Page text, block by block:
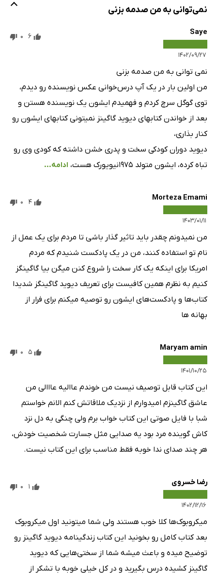
نمی‌توانی به من صدمه بزنی
Saye
۱۴۰۲/۰۹/۲۷
6
0
نمی توانی به من صدمه بزنی
من اولین بار در یک آپ درس‌خوانی عکس نویسنده رو دیدم،
توی گوگل سرچ کردم و فهمیدم ایشون یک نویسنده هستن و
بعد از خواندن کتابهای دیوید گاگینز نمیتونی کتابهای ایشون رو
کنار بذاری،
دیوید دوران کودکی سخت و پدری خشن داشته که کودی وی رو
تباه کرده، ایشون متولد ۱۹۷۵نیویورک هست،
ادامه...
Morteza Emami
۱۴۰۳/۰۱/۱۱
4
0
من نمیدونم چقدر باید تاثیر گذار باشی تا مردم برای یک عمل از
نام تو استفاده کنند، من در یک پادکست شنیدم که مردم
امریکا برای اینکه یک کار سخت را شروع کنن میگن بیا گاگینگز
کنیم به نظرم همین کافیست برای تعریف دیوید گاگینگز شدیدا
کتاب‌ها و پادکست‌های ایشون رو توصیه میکنم برای فرار از
بهانه ها
Maryam amin
۱۴۰۱/۱۰/۲۵
5
0
این کتاب قابل توصیف نیست من خوندم عاالیه عااالی من
عاشق گاگینزم امیدوارم از نزدیک ملاقاتش کنم الانم خواستم
شبا با فایل صوتی این کتاب خواب برم ولی چنگی به دل نزد
کاش گوینده مرد بود یه صدایی مثل جسارت شخصیت خودش،
هر چند صدای ندا خوبه فقط مناسب برای این کتاب نیست.
رضا خسروی
۱۴۰۲/۱۲/۱۶
1
0
میکروبوک‌ها کلا خوب هستند ولی شما میتونید اول میکروبوک
بعد کتاب کامل رو بخونید این کتاب زندگینامه دیوید گاگینز رو
توضیح میده و باعث میشه شما از سختی‌هایی که دیوید
گاگینز کشیده درس بگیرید و در کل خیلی خوبه با تشکر از